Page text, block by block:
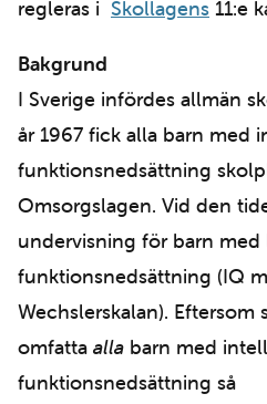
regleras i Skollagens 11:e
Bakgrund
I Sverige infördes allmän
år 1967 fick alla barn med
funktionsnedsättning
Omsorgslagen. Vid den
undervisning för barn
funktionsnedsättning (IQ
Wechslerskalan).
omfatta alla barn med
funktionsnedsättning så